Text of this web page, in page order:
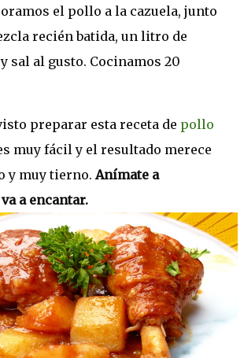
el pollo a la cazuela, junto
recién batida, un litro de
sal al gusto. Cocinamos 20
preparar esta receta de pollo
muy fácil y el resultado merece
y muy tierno.Anímate a
a encantar.